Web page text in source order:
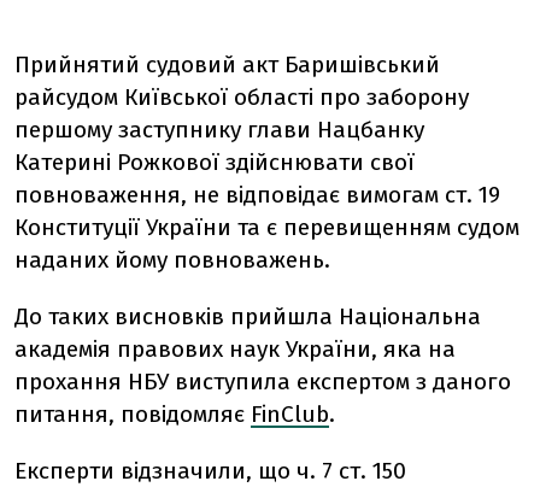
Прийнятий судовий акт Баришівський
райсудом Київської області про заборону
першому заступнику глави Нацбанку
Катерині Рожкової здійснювати свої
повноваження, не відповідає вимогам ст. 19
Конституції України та є перевищенням судом
наданих йому повноважень.
До таких висновків прийшла Національна
академія правових наук України, яка на
прохання НБУ виступила експертом з даного
питання, повідомляє FinClub.
Експерти відзначили, що ч. 7 ст. 150